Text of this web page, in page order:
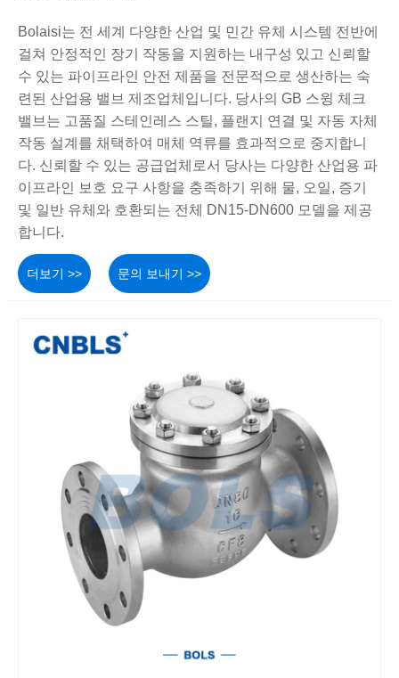
Bolaisi는 전 세계 다양한 산업 및 민간 유체 시스템 전반에
걸쳐 안정적인 장기 작동을 지원하는 내구성 있고 신뢰할
수 있는 파이프라인 안전 제품을 전문적으로 생산하는 숙
련된 산업용 밸브 제조업체입니다. 당사의 GB 스윙 체크
밸브는 고품질 스테인레스 스틸, 플랜지 연결 및 자동 자체
작동 설계를 채택하여 매체 역류를 효과적으로 중지합니
다. 신뢰할 수 있는 공급업체로서 당사는 다양한 산업용 파
이프라인 보호 요구 사항을 충족하기 위해 물, 오일, 증기
및 일반 유체와 호환되는 전체 DN15-DN600 모델을 제공
합니다.
더보기 >> 문의 보내기 >>